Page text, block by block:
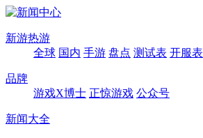
新游热游
全球 国内 手游 盘点 测试表 开服表
品牌
游戏X博士 正惊游戏 公众号
新闻大全